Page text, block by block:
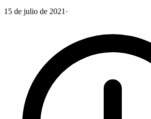
15 de julio de 2021 ·